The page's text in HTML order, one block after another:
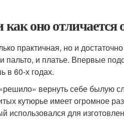
оно
практичная, но и
пальто, и платье. Впервые
в 60-х годах.
вернуть себе былую
кутюрье имеет огромное
использовался для